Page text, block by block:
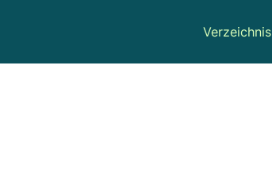
Verzeichnis